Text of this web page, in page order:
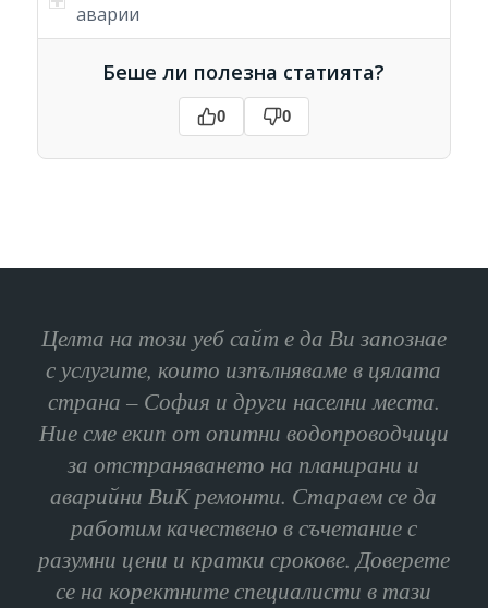
аварии
Беше ли полезна статията?
0 0
Целта на този уеб сайт е да Ви запознае
с услугите, които изпълняваме в цялата
страна – София и други населни места.
Ние сме екип от опитни водопроводчици
за отстраняването на планирани и
аварийни ВиК ремонти. Стараем се да
работим качествено в съчетание с
разумни цени и кратки срокове. Доверете
се на коректните специалисти в тази